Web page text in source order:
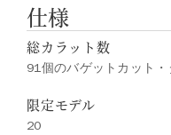
仕様
総カラット数
91個のバゲットカット
限定モデル
20